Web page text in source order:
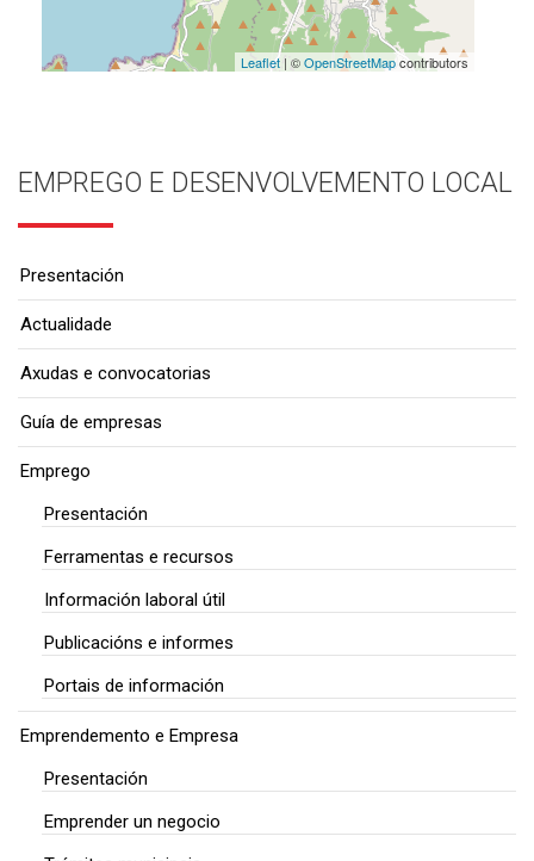
Leaflet| ©OpenStreetMapcontributors
EMPREGO E DESENVOLVEMENTO LOCAL
Presentación
Actualidade
Axudas e convocatorias
Guía de empresas
Emprego
Presentación
Ferramentas e recursos
Información laboral útil
Publicacións e informes
Portais de información
Emprendemento e Empresa
Presentación
Emprender un negocio